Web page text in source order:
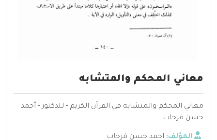
معاني المحكم والمتشابه
معاني المحكم والمتشابه في القرآن الكريم - للدكتور - أحمد
حسن فرحات
المؤلف: احمد حسن فرحات